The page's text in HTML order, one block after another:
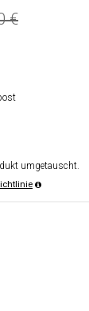
€
umgetauscht.